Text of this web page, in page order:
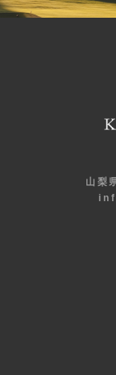
山梨